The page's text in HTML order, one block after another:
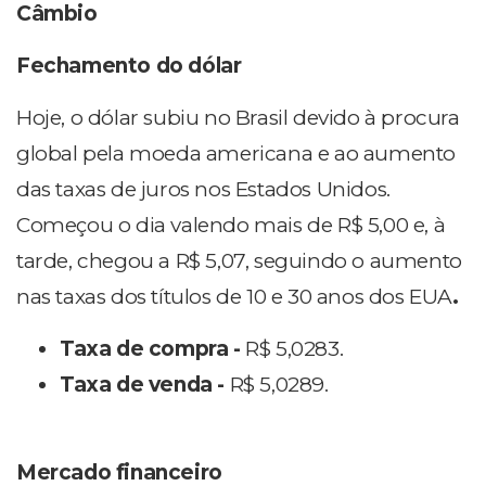
Câmbio
Fechamento do dólar
Hoje, o dólar subiu no Brasil devido à procura
global pela moeda americana e ao aumento
das taxas de juros nos Estados Unidos.
Começou o dia valendo mais de R$ 5,00 e, à
tarde, chegou a R$ 5,07, seguindo o aumento
nas taxas dos títulos de 10 e 30 anos dos EUA.
Taxa de compra - R$ 5,0283.
Taxa de venda - R$ 5,0289.
Mercado financeiro